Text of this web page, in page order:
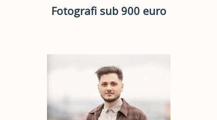
Fotografi sub 900 euro